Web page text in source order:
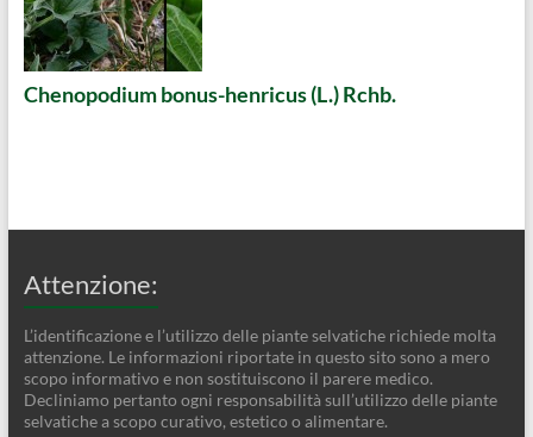
Chenopodium bonus-henricus (L.) Rchb.
Attenzione:
L’identificazione e l’utilizzo delle piante selvatiche richiede molta
attenzione. Le informazioni riportate in questo sito sono a mero
scopo informativo e non sostituiscono il parere medico.
Decliniamo pertanto ogni responsabilità sull’utilizzo delle piante
selvatiche a scopo curativo, estetico o alimentare.